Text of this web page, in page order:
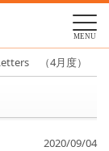
MENU
（4月度）
2020/09/04